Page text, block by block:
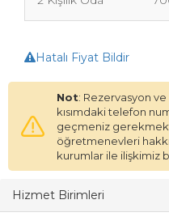
Hatalı Fiyat Bildir
Not: Rezervasyon
kısımdaki telefon
geçmeniz
öğretmenevleri
kurumlar ile ilişkimiz
Hizmet Birimleri